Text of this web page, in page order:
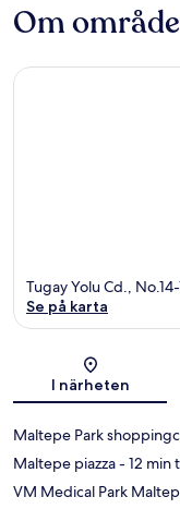
Om
Tugay Yolu Cd.,
Se på karta
I närheten
Maltepe Park
Maltepe piazza- 12 min
VM Medical Park